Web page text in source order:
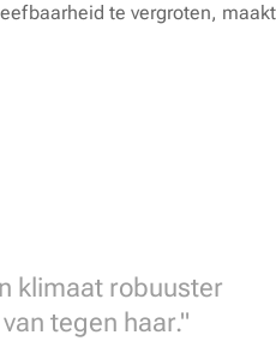
te vergroten,
klimaat robuuster
tegen haar."